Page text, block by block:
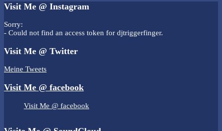
Visit Me @ Instagram
Sorry:
- Could not find an access token for djtriggerfinger.
Visit Me @ Twitter
Meine Tweets
Visit Me @ facebook
Visit Me @ facebook